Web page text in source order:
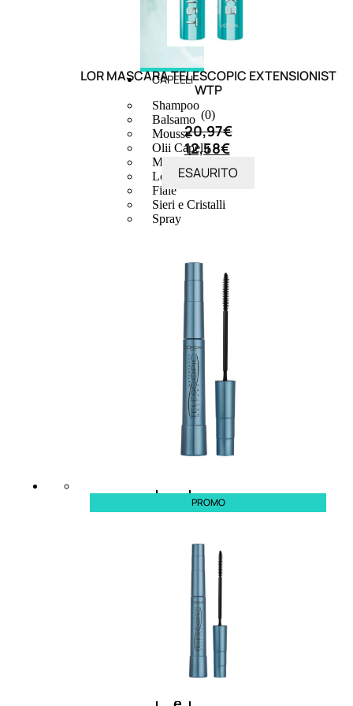
CAPELLI
Shampoo
Balsamo
Mousse
Olii Capelli
Maschere
Lozioni
Fiale
Sieri e Cristalli
Spray
Colorazione
Shampoo
Balsamo
Mousse
Olii
Maschere
Lozioni
Fiale
LOR MASCARA TELESCOPIC EXTENSIONIST
WTP
(0)
20,97€
12,58€
ESAURITO
PROMO